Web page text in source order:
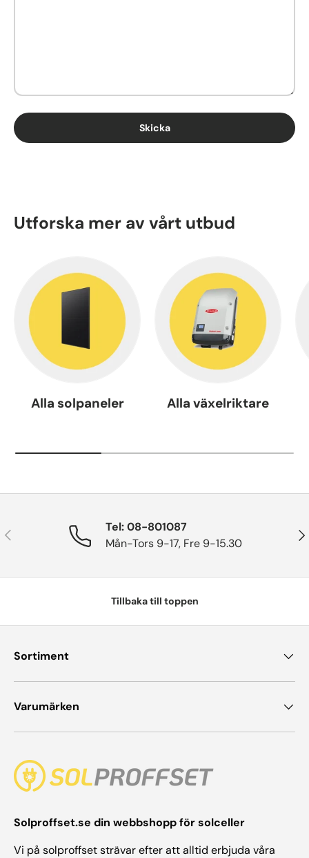
Skicka
Utforska mer av vårt utbud
Alla solpaneler Alla växelriktare
Tidigare
Tel: 08-801087
Mån-Tors 9-17, Fre 9-15.30
Tillbaka till toppen
Sortiment
Varumärken
Solproffset.se din webbshopp för solceller
Vi på solproffset strävar efter att alltid erbjuda våra